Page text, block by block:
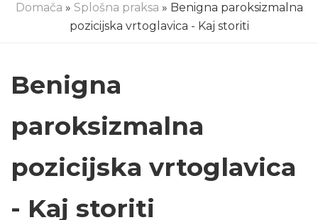
Domača » Splošna praksa » Benigna paroksizmalna
pozicijska vrtoglavica - Kaj storiti
Benigna
paroksizmalna
pozicijska vrtoglavica
- Kaj storiti